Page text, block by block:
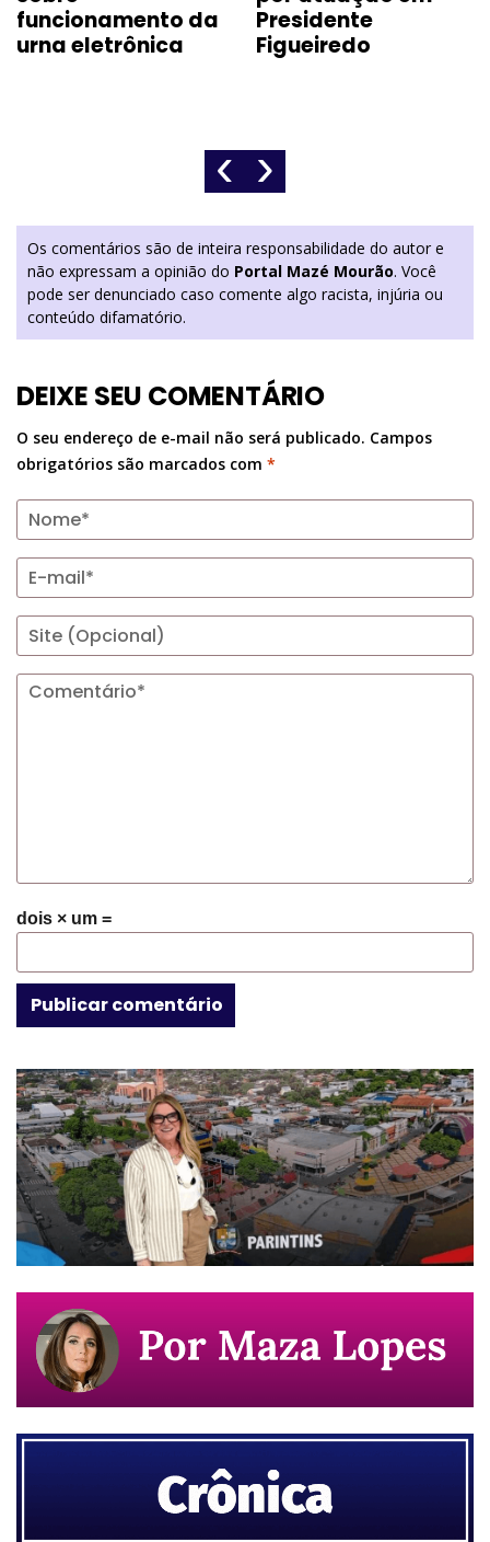
funcionamento da
urna eletrônica
Presidente
Figueiredo
‹ ›
Os comentários são de inteira responsabilidade do autor e
não expressam a opinião do Portal Mazé Mourão. Você
pode ser denunciado caso comente algo racista, injúria ou
conteúdo difamatório.
DEIXE SEU COMENTÁRIO
O seu endereço de e-mail não será publicado. Campos
obrigatórios são marcados com *
dois × um =